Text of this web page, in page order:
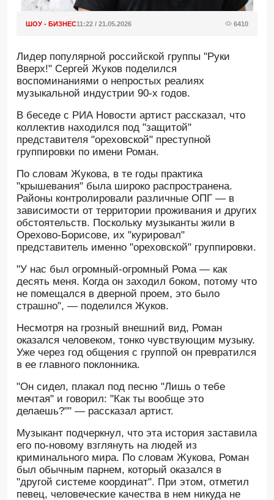
ШОУ - БИЗНЕС11:22 / 21.05.2026 6410
Лидер популярной российской группы "Руки
Вверх!" Сергей Жуков поделился
воспоминаниями о непростых реалиях
музыкальной индустрии 90-х годов.
В беседе с РИА Новости артист рассказал, что
коллектив находился под "защитой"
представителя "ореховской" преступной
группировки по имени Роман.
По словам Жукова, в те годы практика
"крышевания" была широко распространена.
Районы контролировали различные ОПГ — в
зависимости от территории проживания и других
обстоятельств. Поскольку музыканты жили в
Орехово-Борисове, их "курировал"
представитель именно "ореховской" группировки.
"У нас был огромный-огромный Рома — как
десять меня. Когда он заходил боком, потому что
не помещался в дверной проем, это было
страшно", — поделился Жуков.
Несмотря на грозный внешний вид, Роман
оказался человеком, тонко чувствующим музыку.
Уже через год общения с группой он превратился
в ее главного поклонника.
"Он сидел, плакал под песню "Лишь о тебе
мечтая" и говорил: "Как ты вообще это
делаешь?"" — рассказал артист.
Музыкант подчеркнул, что эта история заставила
его по-новому взглянуть на людей из
криминального мира. По словам Жукова, Роман
был обычным парнем, который оказался в
"другой системе координат". При этом, отметил
певец, человеческие качества в нем никуда не